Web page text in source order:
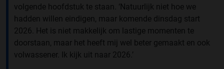
volgende hoofdstuk te staan. ‘Natuurlijk niet hoe we
hadden willen eindigen, maar komende dinsdag start
2026. Het is niet makkelijk om lastige momenten te
doorstaan, maar het heeft mij wel beter gemaakt en ook
volwassener. Ik kijk uit naar 2026.’